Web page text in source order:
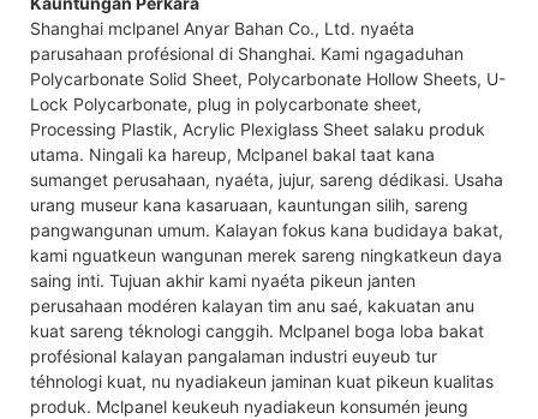
Shanghai mclpanel Anyar Bahan Co., Ltd. nyaéta
parusahaan profésional di Shanghai. Kami ngagaduhan
Polycarbonate Solid Sheet, Polycarbonate Hollow Sheets, U-
Lock Polycarbonate, plug in polycarbonate sheet,
Processing Plastik, Acrylic Plexiglass Sheet salaku produk
utama. Ningali ka hareup, Mclpanel bakal taat kana
sumanget perusahaan, nyaéta, jujur, sareng dédikasi. Usaha
urang museur kana kasaruaan, kauntungan silih, sareng
pangwangunan umum. Kalayan fokus kana budidaya bakat,
kami nguatkeun wangunan merek sareng ningkatkeun daya
saing inti. Tujuan akhir kami nyaéta pikeun janten
perusahaan modéren kalayan tim anu saé, kakuatan anu
kuat sareng téknologi canggih. Mclpanel boga loba bakat
profésional kalayan pangalaman industri euyeub tur
téhnologi kuat, nu nyadiakeun jaminan kuat pikeun kualitas
produk. Mclpanel keukeuh nyadiakeun konsumén jeung